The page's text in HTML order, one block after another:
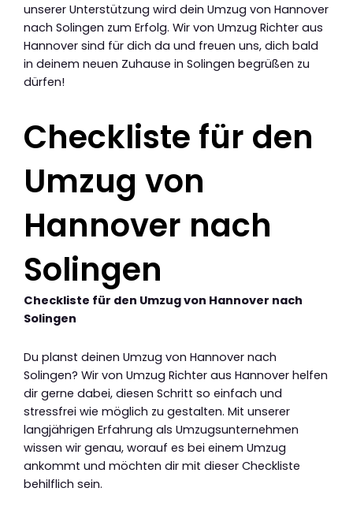
unserer Unterstützung wird dein Umzug von Hannover
nach Solingen zum Erfolg. Wir von Umzug Richter aus
Hannover sind für dich da und freuen uns, dich bald
in deinem neuen Zuhause in Solingen begrüßen zu
dürfen!
Checkliste für den
Umzug von
Hannover nach
Solingen
Checkliste für den Umzug von Hannover nach
Solingen
Du planst deinen Umzug von Hannover nach
Solingen? Wir von Umzug Richter aus Hannover helfen
dir gerne dabei, diesen Schritt so einfach und
stressfrei wie möglich zu gestalten. Mit unserer
langjährigen Erfahrung als Umzugsunternehmen
wissen wir genau, worauf es bei einem Umzug
ankommt und möchten dir mit dieser Checkliste
behilflich sein.